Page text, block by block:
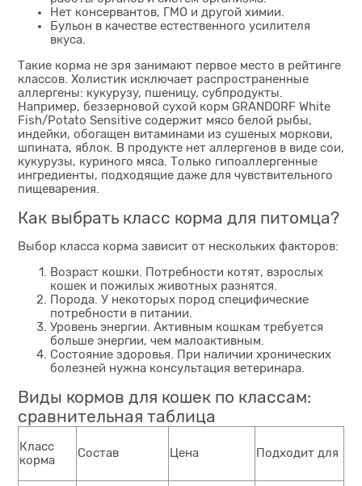
Нет консервантов, ГМО и другой химии.
Бульон в качестве естественного усилителя
вкуса.
Такие корма не зря занимают первое место в рейтинге
классов. Холистик исключает распространенные
аллергены: кукурузу, пшеницу, субпродукты.
Например, беззерновой сухой корм GRANDORF White
Fish/Potato Sensitive содержит мясо белой рыбы,
индейки, обогащен витаминами из сушеных моркови,
шпината, яблок. В продукте нет аллергенов в виде сои,
кукурузы, куриного мяса. Только гипоаллергенные
ингредиенты, подходящие даже для чувствительного
пищеварения.
Как выбрать класс корма для питомца?
Выбор класса корма зависит от нескольких факторов:
Возраст кошки. Потребности котят, взрослых
кошек и пожилых животных разнятся.
Порода. У некоторых пород специфические
потребности в питании.
Уровень энергии. Активным кошкам требуется
больше энергии, чем малоактивным.
Состояние здоровья. При наличии хронических
болезней нужна консультация ветеринара.
Виды кормов для кошек по классам:
сравнительная таблица
Класс
корма
Состав Цена Подходит для